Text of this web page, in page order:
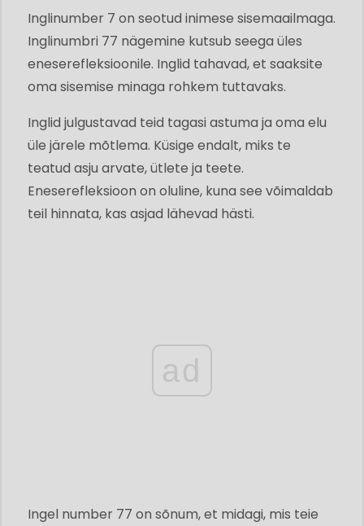
Inglinumber 7 on seotud inimese sisemaailmaga.
Inglinumbri 77 nägemine kutsub seega üles
eneserefleksioonile. Inglid tahavad, et saaksite
oma sisemise minaga rohkem tuttavaks.
Inglid julgustavad teid tagasi astuma ja oma elu
üle järele mõtlema. Küsige endalt, miks te
teatud asju arvate, ütlete ja teete.
Eneserefleksioon on oluline, kuna see võimaldab
teil hinnata, kas asjad lähevad hästi.
ad
Ingel number 77 on sõnum, et midagi, mis teie